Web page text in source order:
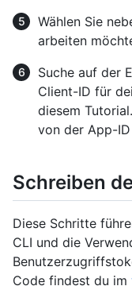
Wählen Sie
arbeiten
Suche auf der
Client-ID für
diesem
von der App-
Schreiben
Diese Schritte
CLI und die
Code findest du im